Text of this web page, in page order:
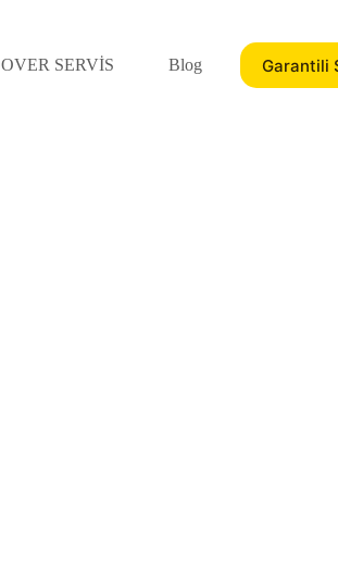
SERVİS
Blog Garantili